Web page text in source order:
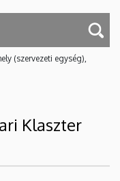
(szervezeti egység),
Klaszter